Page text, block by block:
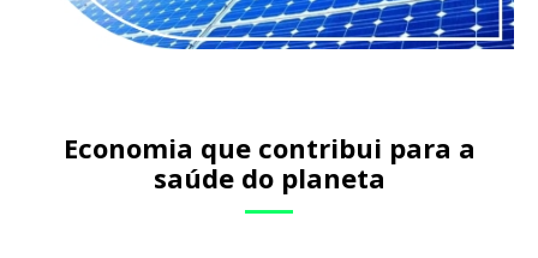
Economia que contribui para a
saúde do planeta